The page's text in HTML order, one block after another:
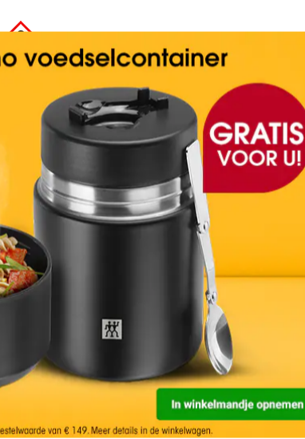
Details
Blue Wonder Kalkreiniger spray
»Mountain rain« 750 ml
verwijdert hardnekkige kalkaanslag, laat een frisse geur
achter, geschikt voor: alle sanitaire oppervlakken, geur:
Mountain rain, inhoud: 750 ml, leveringsomvang: 1 fles
Details